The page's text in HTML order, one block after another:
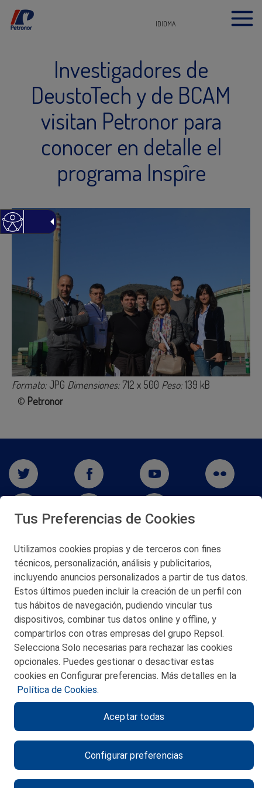
IDIOMA
Investigadores de
DeustoTech y de BCAM
visitan Petronor para
conocer en detalle el
programa Inspîre
Formato: JPG Dimensiones: 712 x 500 Peso:139 kB
© Petronor
San Martín 5-Edificio Muñatones,
48550 Muskiz (Bizkaia)
Telf. 946 357 000
© 2026 Petronor S.A.
CONTACTO
POLITICA DE PRIVACIDAD
AVISO LEGAL
POLITICA DE COOKIES
Tus Preferencias de Cookies
Utilizamos cookies propias y de terceros con fines
técnicos, personalización, análisis y publicitarios,
incluyendo anuncios personalizados a partir de tus datos.
Estos últimos pueden incluir la creación de un perfil con
tus hábitos de navegación, pudiendo vincular tus
dispositivos, combinar tus datos online y offline, y
compartirlos con otras empresas del grupo Repsol.
Selecciona Solo necesarias para rechazar las cookies
opcionales. Puedes gestionar o desactivar estas
cookies en Configurar preferencias. Más detalles en la
Política de Cookies.
Configurar preferencias
Aceptar todas